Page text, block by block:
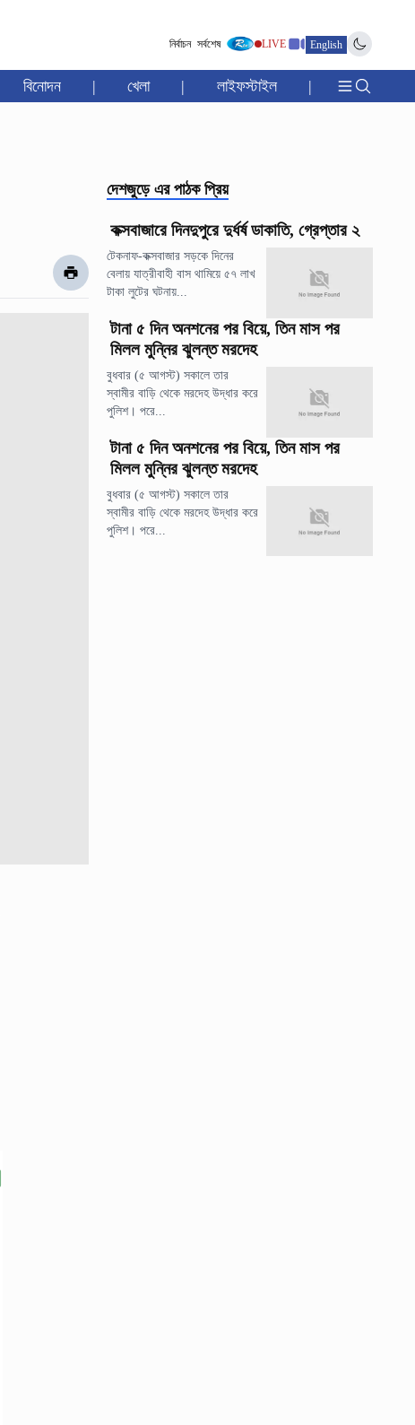
নির্বাচন সর্বশেষ LIVE English
বিনোদন | খেলা | লাইফস্টাইল |
দেশজুড়ে এর পাঠক প্রিয়
কক্সবাজারে দিনদুপুরে দুর্ধর্ষ ডাকাতি, গ্রেপ্তার ২
টেকনাফ-কক্সবাজার সড়কে দিনের
বেলায় যাত্রীবাহী বাস থামিয়ে ৫৭ লাখ
টাকা লুটের ঘটনায়...
টানা ৫ দিন অনশনের পর বিয়ে, তিন মাস পর
মিলল মুন্নির ঝুলন্ত মরদেহ
বুধবার (৫ আগস্ট) সকালে তার
স্বামীর বাড়ি থেকে মরদেহ উদ্ধার করে
পুলিশ। পরে...
টানা ৫ দিন অনশনের পর বিয়ে, তিন মাস পর
মিলল মুন্নির ঝুলন্ত মরদেহ
বুধবার (৫ আগস্ট) সকালে তার
স্বামীর বাড়ি থেকে মরদেহ উদ্ধার করে
পুলিশ। পরে...